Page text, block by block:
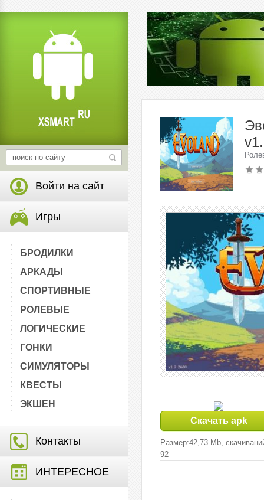
Войти на сайт
Игры
БРОДИЛКИ
АРКАДЫ
СПОРТИВНЫЕ
РОЛЕВЫЕ
ЛОГИЧЕСКИЕ
ГОНКИ
СИМУЛЯТОРЫ
КВЕСТЫ
ЭКШЕН
Контакты
ИНТЕРЕСНОЕ
Скачать apk
Размер:42,73 Mb,
92